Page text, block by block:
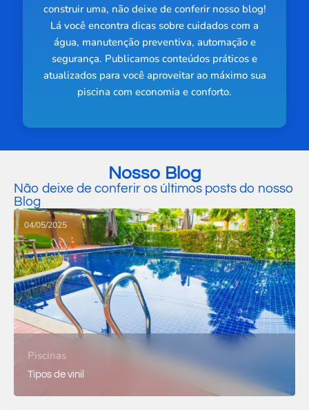
construir uma, não deixe de conferir nosso blog!
Lá você encontra dicas sobre cuidados com a
água, manutenção preventiva, automação e
segurança. Publicamos conteúdos práticos e
atualizados para você aproveitar ao máximo sua
piscina com economia e conforto.
Nosso Blog
Não deixe de conferir os últimos posts do nosso
Blog
04/05/2025
Piscinas
Tipos de vinil